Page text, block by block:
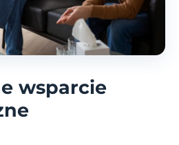
wsparcie